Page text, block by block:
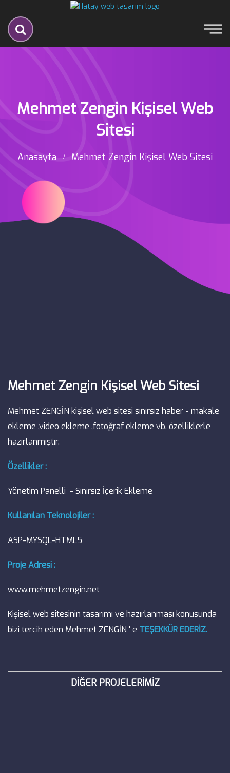
Mehmet Zengin Kişisel Web
Sitesi
Anasayfa Mehmet Zengin Kişisel Web Sitesi
Mehmet Zengin Kişisel Web Sitesi
Mehmet ZENGİN kişisel web sitesi sınırsız haber - makale
ekleme ,video ekleme ,fotoğraf ekleme vb. özelliklerle
hazırlanmıştır.
Özellikler :
Yönetim Panelli - Sınırsız İçerik Ekleme
Kullanılan Teknolojiler :
ASP-MYSQL-HTML5
Proje Adresi :
www.mehmetzengin.net
Kişisel web sitesinin tasarımı ve hazırlanması konusunda
bizi tercih eden Mehmet ZENGİN ' e TEŞEKKÜR EDERİZ.
DİĞER PROJELERİMİZ